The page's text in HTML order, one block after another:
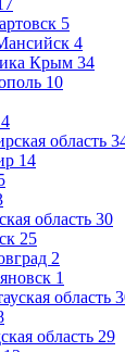
5
4
Крым 34
10
4
область
14
область 30
25
2
1
область
область 29